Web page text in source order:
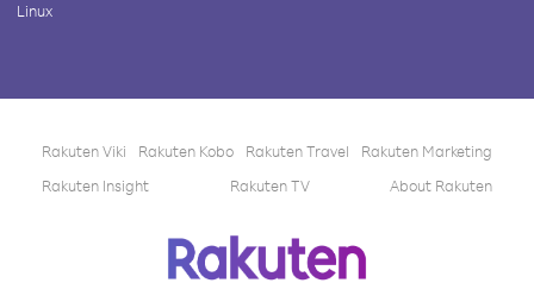
Linux
Rakuten Viki Rakuten Kobo Rakuten Travel
Rakuten Marketing
Rakuten Insight
Rakuten TV About Rakuten